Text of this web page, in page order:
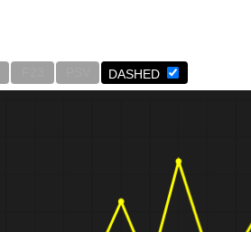
DASHED